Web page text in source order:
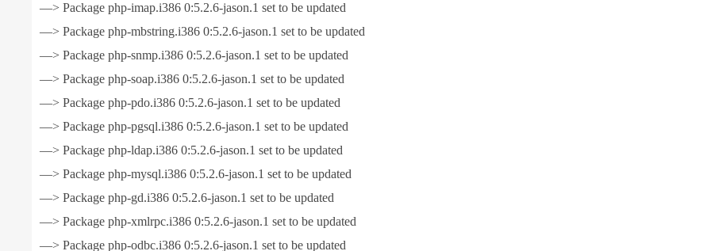
—> Package php-imap.i386 0:5.2.6-jason.1 set to be updated
—> Package php-mbstring.i386 0:5.2.6-jason.1 set to be updated
—> Package php-snmp.i386 0:5.2.6-jason.1 set to be updated
—> Package php-soap.i386 0:5.2.6-jason.1 set to be updated
—> Package php-pdo.i386 0:5.2.6-jason.1 set to be updated
—> Package php-pgsql.i386 0:5.2.6-jason.1 set to be updated
—> Package php-ldap.i386 0:5.2.6-jason.1 set to be updated
—> Package php-mysql.i386 0:5.2.6-jason.1 set to be updated
—> Package php-gd.i386 0:5.2.6-jason.1 set to be updated
—> Package php-xmlrpc.i386 0:5.2.6-jason.1 set to be updated
—> Package php-odbc.i386 0:5.2.6-jason.1 set to be updated